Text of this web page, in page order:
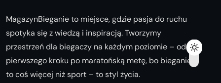
MagazynBieganie to miejsce, gdzie pasja do ruchu
spotyka się z wiedzą i inspiracją. Tworzymy
przestrzeń dla biegaczy na każdym poziomie – od
pierwszego kroku po maratońską metę, bo bieganie
to coś więcej niż sport – to styl życia.